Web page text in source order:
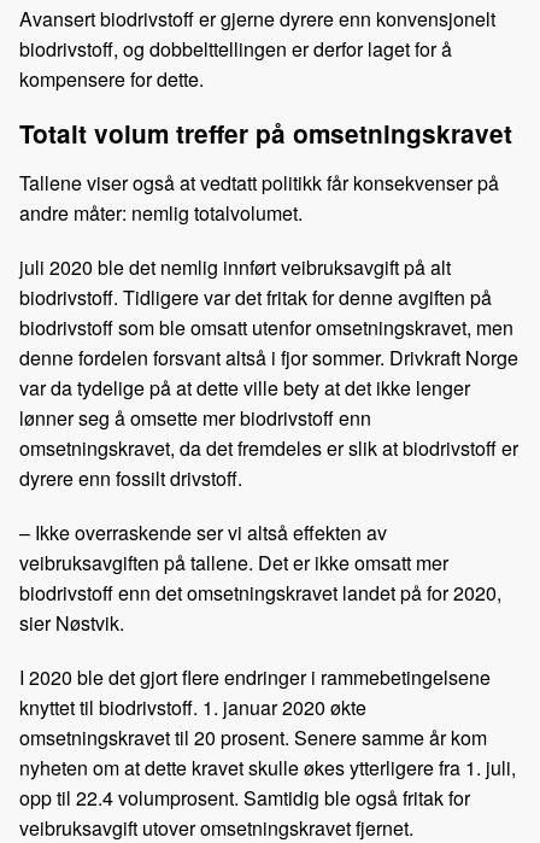
Avansert biodrivstoff er gjerne dyrere enn konvensjonelt
biodrivstoff, og dobbelttellingen er derfor laget for å
kompensere for dette.
Totalt volum treffer på omsetningskravet
Tallene viser også at vedtatt politikk får konsekvenser på
andre måter: nemlig totalvolumet.
juli 2020 ble det nemlig innført veibruksavgift på alt
biodrivstoff. Tidligere var det fritak for denne avgiften på
biodrivstoff som ble omsatt utenfor omsetningskravet, men
denne fordelen forsvant altså i fjor sommer. Drivkraft Norge
var da tydelige på at dette ville bety at det ikke lenger
lønner seg å omsette mer biodrivstoff enn
omsetningskravet, da det fremdeles er slik at biodrivstoff er
dyrere enn fossilt drivstoff.
– Ikke overraskende ser vi altså effekten av
veibruksavgiften på tallene. Det er ikke omsatt mer
biodrivstoff enn det omsetningskravet landet på for 2020,
sier Nøstvik.
I 2020 ble det gjort flere endringer i rammebetingelsene
knyttet til biodrivstoff. 1. januar 2020 økte
omsetningskravet til 20 prosent. Senere samme år kom
nyheten om at dette kravet skulle økes ytterligere fra 1. juli,
opp til 22.4 volumprosent. Samtidig ble også fritak for
veibruksavgift utover omsetningskravet fjernet.